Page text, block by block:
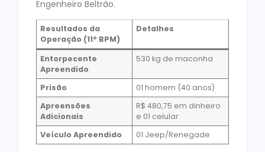
Engenheiro Beltrão.
Resultados da
Operação (11º BPM)
Detalhes
Entorpecente
Apreendido
530 kg de maconha
Prisão
01 homem (40 anos)
Apreensões
Adicionais
R$ 480,75 em dinheiro
e 01 celular
Veículo Apreendido
01 Jeep/Renegade